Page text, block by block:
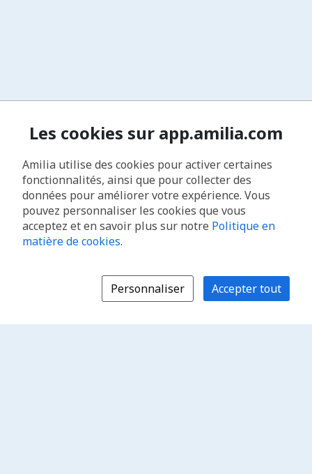
Les cookies sur app.amilia.com
Amilia utilise des cookies pour activer certaines
fonctionnalités, ainsi que pour collecter des
données pour améliorer votre expérience. Vous
pouvez personnaliser les cookies que vous
acceptez et en savoir plus sur notre Politique en
matière de cookies.
Personnaliser Accepter tout